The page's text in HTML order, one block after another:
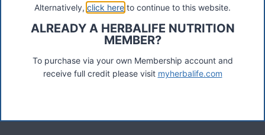
TW17 8LY. Contact A Woodward.
Connect
Alternatively, click here to continue to this website.
ALREADY A HERBALIFE NUTRITION
MEMBER?
To purchase via your own Membership account and
receive full credit please visit myherbalife.com